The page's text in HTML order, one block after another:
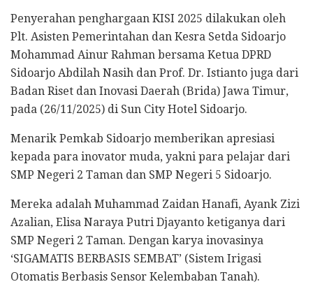
Penyerahan penghargaan KISI 2025 dilakukan oleh
Plt. Asisten Pemerintahan dan Kesra Setda Sidoarjo
Mohammad Ainur Rahman bersama Ketua DPRD
Sidoarjo Abdilah Nasih dan Prof. Dr. Istianto juga dari
Badan Riset dan Inovasi Daerah (Brida) Jawa Timur,
pada (26/11/2025) di Sun City Hotel Sidoarjo.
Menarik Pemkab Sidoarjo memberikan apresiasi
kepada para inovator muda, yakni para pelajar dari
SMP Negeri 2 Taman dan SMP Negeri 5 Sidoarjo.
Mereka adalah Muhammad Zaidan Hanafi, Ayank Zizi
Azalian, Elisa Naraya Putri Djayanto ketiganya dari
SMP Negeri 2 Taman. Dengan karya inovasinya
‘SIGAMATIS BERBASIS SEMBAT’ (Sistem Irigasi
Otomatis Berbasis Sensor Kelembaban Tanah).